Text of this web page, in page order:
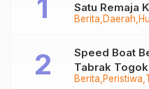
Berita Daerah
Satu Remaja
Ditangkap
Berita Peristiwa
Speed Boat
Tabrak
Sempat Hilang